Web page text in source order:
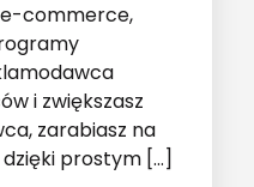
e-commerce,
i zwiększasz
zarabiasz na
prostym […]